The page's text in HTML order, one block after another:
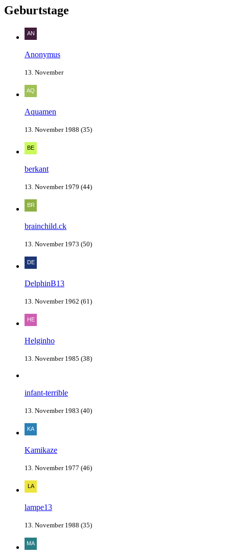
Geburtstage
Anonymus
13. November
Aquamen
13. November 1988 (35)
berkant
13. November 1979 (44)
brainchild.ck
13. November 1973 (50)
DelphinB13
13. November 1962 (61)
Helginho
13. November 1985 (38)
infant-terrible
13. November 1983 (40)
Kamikaze
13. November 1977 (46)
lampe13
13. November 1988 (35)